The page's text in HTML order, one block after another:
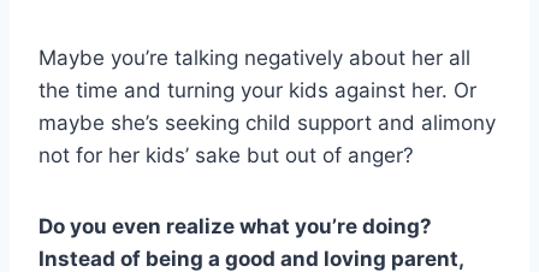
Maybe you’re talking negatively about her all
the time and turning your kids against her. Or
maybe she’s seeking child support and alimony
not for her kids’ sake but out of anger?
Do you even realize what you’re doing?
Instead of being a good and loving parent,